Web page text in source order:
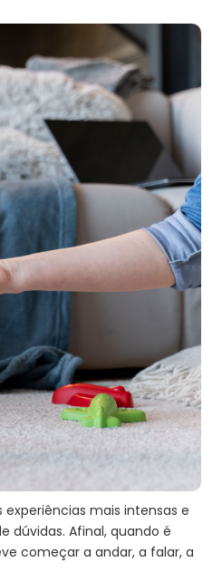
mais intensas e
dúvidas. Afinal, quando é
começar a andar, a falar, a